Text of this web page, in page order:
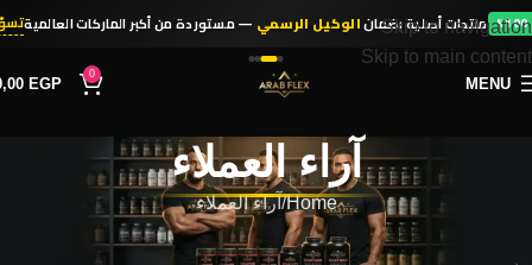
Skip to navigation
Skip to main content
MENU
0
EGP
آراء العملاء
Home آراء العملاء
منتجات أصلية بضمانالوكيل الرسمي — مستوردة من أكبر الماركات العالمية